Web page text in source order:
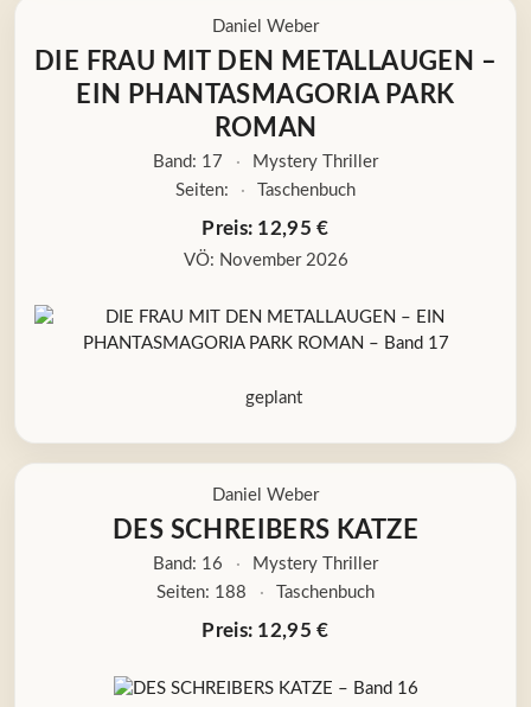
Daniel Weber
DIE FRAU MIT DEN METALLAUGEN –
EIN PHANTASMAGORIA PARK
ROMAN
Band: 17 ·
Mystery Thriller
Seiten:
· Taschenbuch
Preis: 12,95 €
VÖ: November 2026
geplant
Daniel Weber
DES SCHREIBERS KATZE
Band: 16 ·
Mystery Thriller
Seiten: 188
· Taschenbuch
Preis: 12,95 €